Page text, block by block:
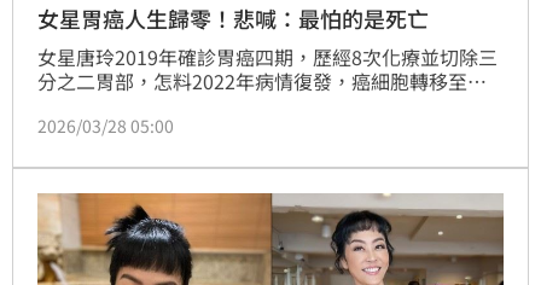
女星胃癌人生歸零！悲喊：最怕的是死亡
女星唐玲2019年確診胃癌四期，歷經8次化療並切除三
分之二胃部，怎料2022年病情復發，癌細胞轉移至子
前期。她近日在社群平台吐露心聲，坦言罹癌後人生被
2026/03/28 05:00